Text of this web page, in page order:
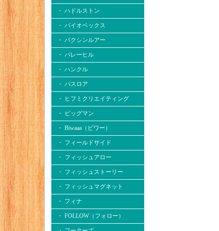
・ ハドルストン
・ バイオベックス
・ バクシンルアー
・ バレーヒル
・ ハンクル
・ バスロア
・ ヒフミクリエイティング
・ ビッグマン
・ Biwaaa（ビワー）
・ フィールドサイド
・ フィッシュアロー
・ フィッシュストーリー
・ フィッシュマグネット
・ フィナ
・ FOLLOW（フォロー）